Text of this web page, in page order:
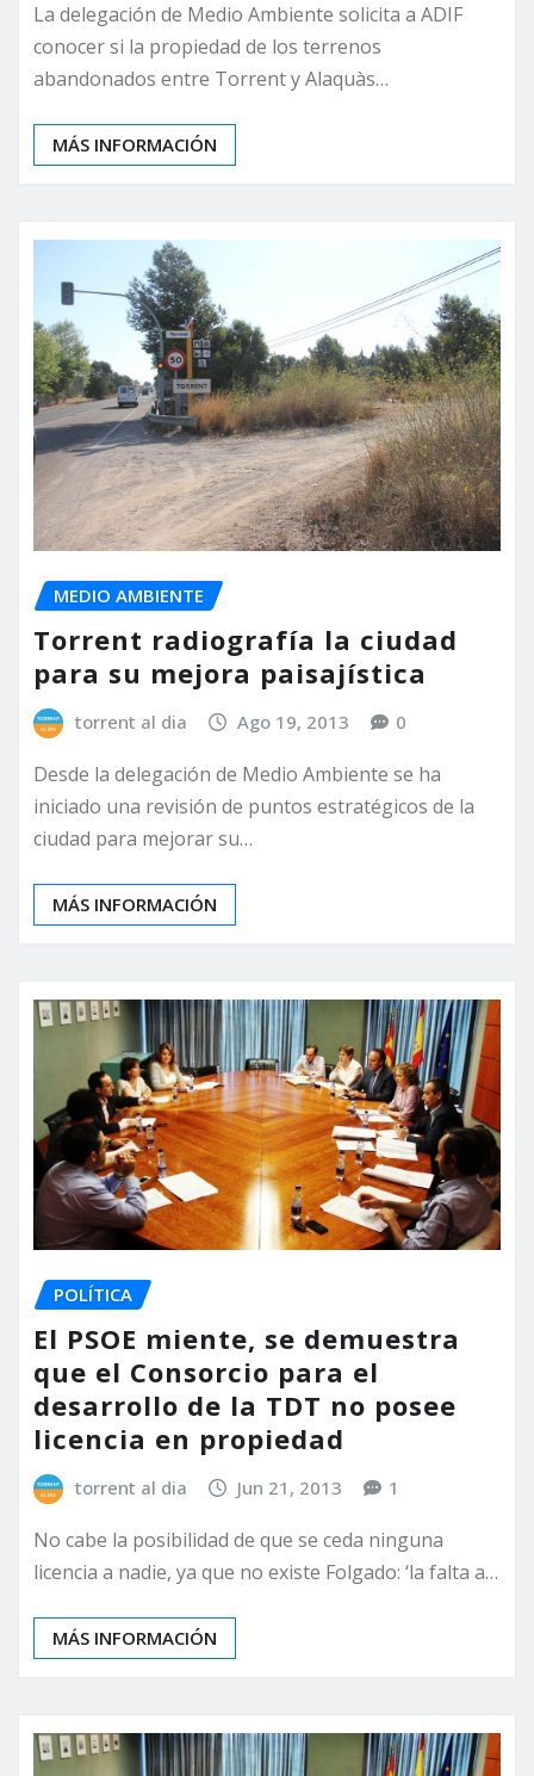
La delegación de Medio Ambiente solicita a ADIF
conocer si la propiedad de los terrenos
abandonados entre Torrent y Alaquàs…
MÁS INFORMACIÓN
MEDIO AMBIENTE
Torrent radiografía la ciudad
para su mejora paisajística
torrent al dia Ago 19, 2013 0
Desde la delegación de Medio Ambiente se ha
iniciado una revisión de puntos estratégicos de la
ciudad para mejorar su…
MÁS INFORMACIÓN
POLÍTICA
El PSOE miente, se demuestra
que el Consorcio para el
desarrollo de la TDT no posee
licencia en propiedad
torrent al dia Jun 21, 2013 1
No cabe la posibilidad de que se ceda ninguna
licencia a nadie, ya que no existe Folgado: ‘la falta a…
MÁS INFORMACIÓN